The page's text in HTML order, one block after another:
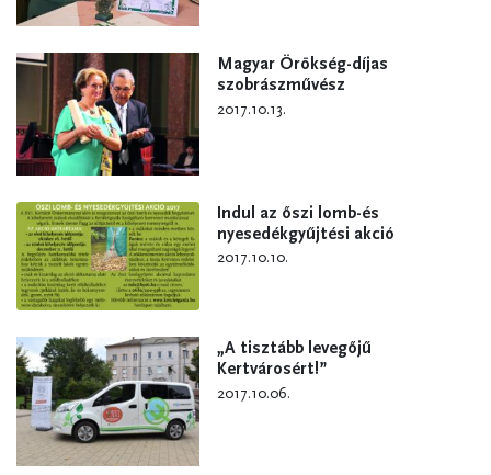
Magyar Örökség-díjas
szobrászművész
2017.10.13.
Indul az őszi lomb-és
nyesedékgyűjtési akció
2017.10.10.
„A tisztább levegőjű
Kertvárosért!”
2017.10.06.